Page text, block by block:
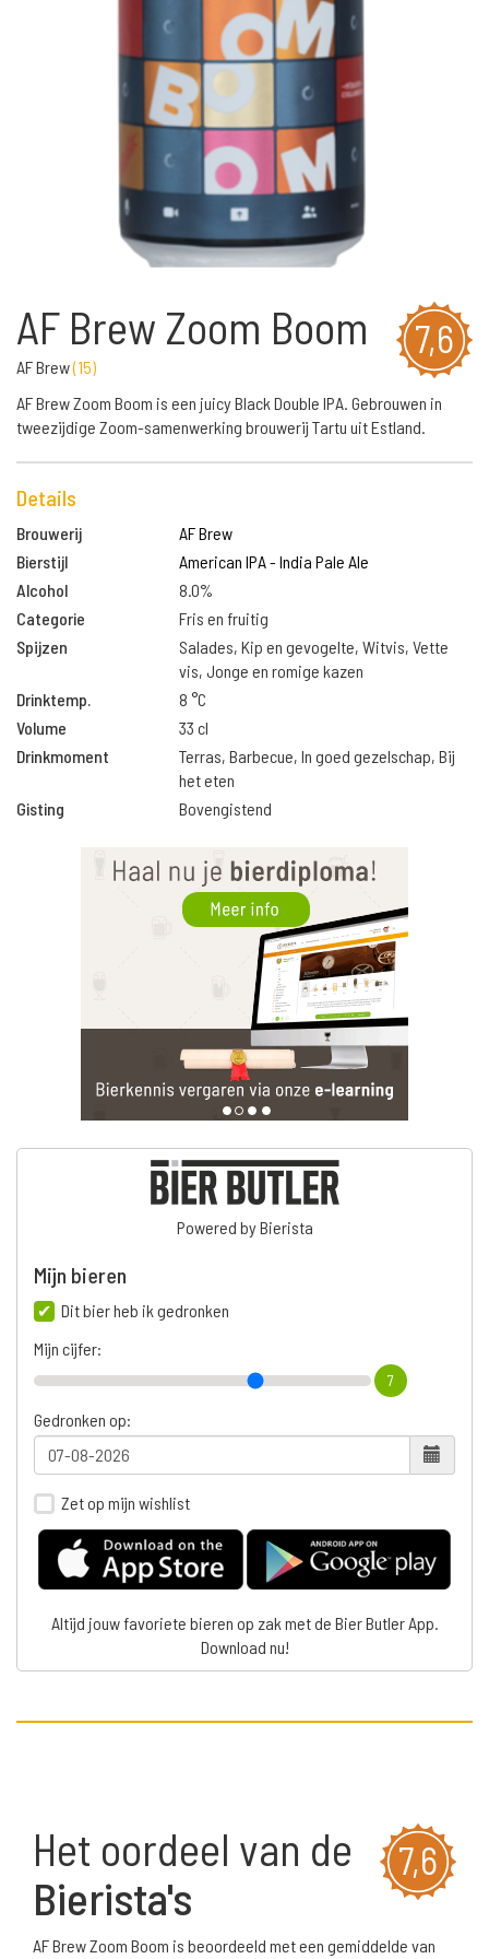
7,6
AF Brew Zoom Boom
AF Brew(15)
AF Brew Zoom Boom is een juicy Black Double IPA. Gebrouwen in
tweezijdige Zoom-samenwerking brouwerij Tartu uit Estland.
Details
Brouwerij
AF Brew
Bierstijl
American IPA - India Pale Ale
Alcohol
8.0%
Categorie
Fris en fruitig
Spijzen
Salades, Kip en gevogelte, Witvis, Vette
vis, Jonge en romige kazen
Drinktemp.
8 °C
Volume
33 cl
Drinkmoment
Terras, Barbecue, In goed gezelschap, Bij
het eten
Gisting
Bovengistend
Powered by Bierista
Mijn bieren
Dit bier heb ik gedronken
Mijn cijfer:
7
Gedronken op:
Zet op mijn wishlist
Altijd jouw favoriete bieren op zak met de Bier Butler App.
Download nu!
7,6
Het oordeel van de
Bierista's
AF Brew Zoom Boom is beoordeeld met een gemiddelde van